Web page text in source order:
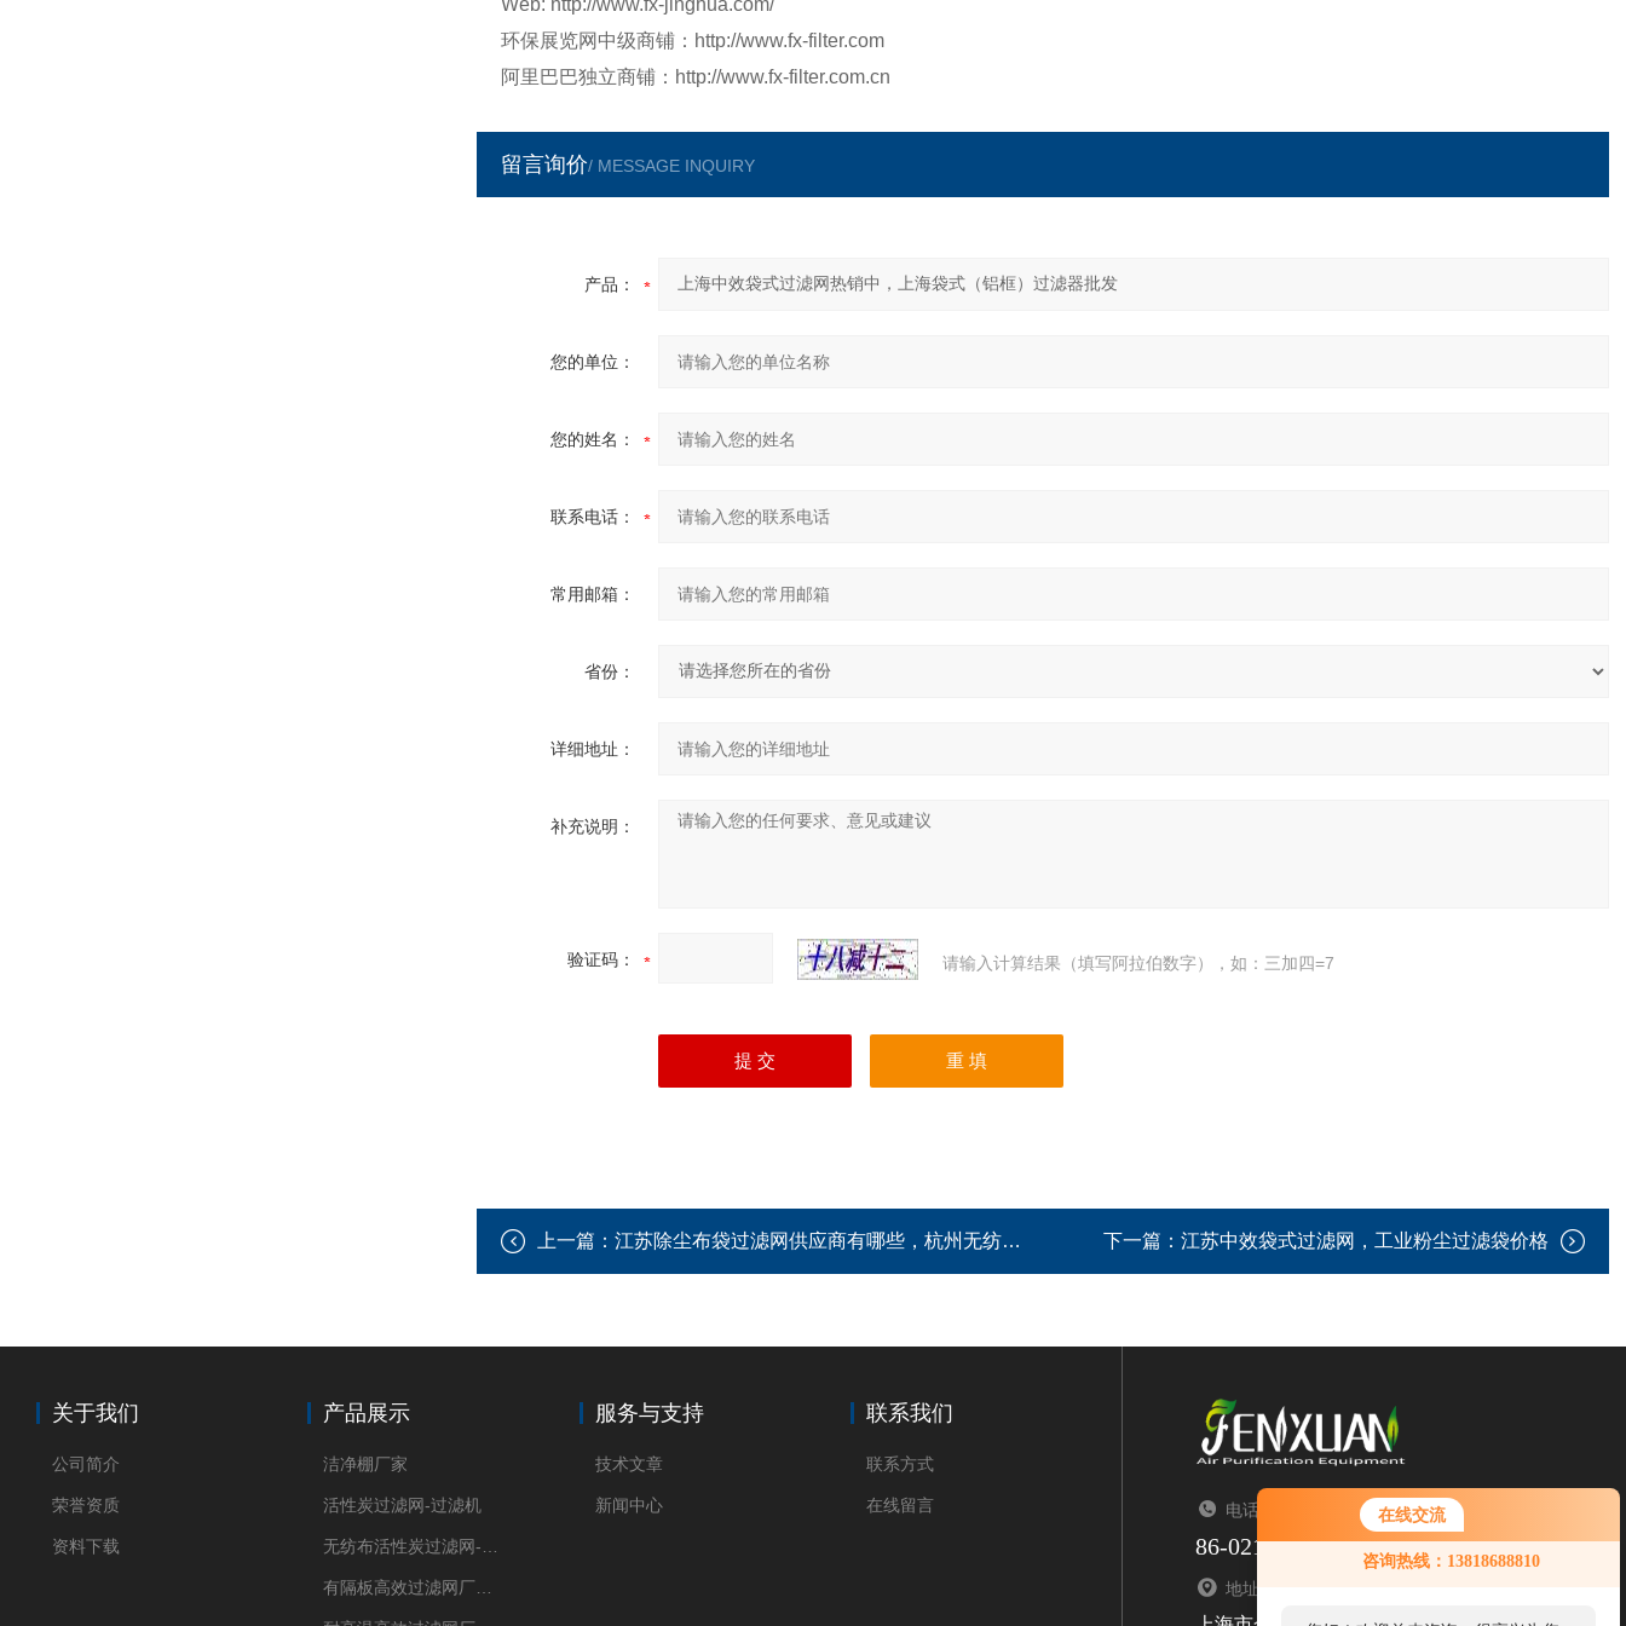
在线交流
咨询热线：13818688810
您好！欢迎前来咨询，很高兴为您
服务，请问您要咨询什么问题呢？
Web: http://www.fx-jinghua.com/
环保展览网中级商铺： http://www.fx-filter.com
阿里巴巴独立商铺： http://www.fx-filter.com.cn
留言询价/ MESSAGE INQUIRY
产品：
您的单位：
您的姓名：
联系电话：
常用邮箱：
省份：
详细地址：
补充说明：
验证码： 请输入计算结果（填写阿拉伯数字），如：三加四=7
上一篇： 江苏除尘布袋过滤网供应商有哪些，杭州无纺布集尘袋厂家 下一篇： 江苏中效袋式过滤网，工业粉尘过滤袋价格
关于我们
公司简介
荣誉资质
资料下载
产品展示
洁净棚厂家
活性炭过滤网-过滤机
服务与支持
技术文章
新闻中心
联系我们
联系方式
在线留言 电话：TEL
86-021-67676323
地址：ADDRESS